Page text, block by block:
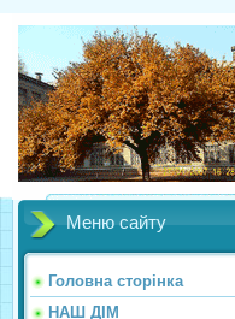
Меню сайту
Головна сторінка
НАШ ДІМ